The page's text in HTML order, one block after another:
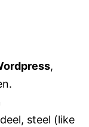
,
steel (like